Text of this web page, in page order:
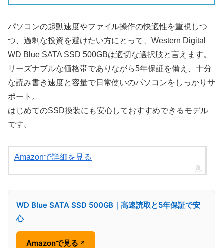
パソコンの起動速度やファイル操作の快適性を重視しつ
つ、過剰な投資を避けたい方にとって、Western Digital
WD Blue SATA SSD 500GBは適切な選択肢と言えます。
リーズナブルな価格帯でありながら5年保証を備え、十分
な読み書き速度と容量で日常使いのパソコンをしっかりサ
ポート。
はじめてのSSD換装にも安心しておすすめできるモデル
です。
Amazonで詳細を見る
WD Blue SATA SSD 500GB｜高速読取と5年保証で安
心
Amazonで見る ↗